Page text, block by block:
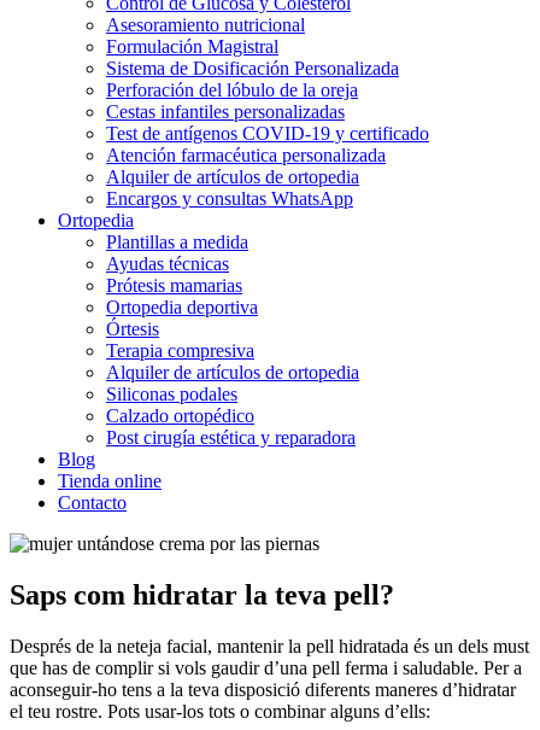
Asesoramiento nutricional
Formulación Magistral
Sistema de Dosificación Personalizada
Perforación del lóbulo de la oreja
Cestas infantiles personalizadas
Test de antígenos COVID-19 y certificado
Atención farmacéutica personalizada
Alquiler de artículos de ortopedia
Encargos y consultas WhatsApp
Ortopedia
Plantillas a medida
Ayudas técnicas
Prótesis mamarias
Ortopedia deportiva
Órtesis
Terapia compresiva
Alquiler de artículos de ortopedia
Siliconas podales
Calzado ortopédico
Post cirugía estética y reparadora
Blog
Tienda online
Contacto
Saps com hidratar la teva pell?
Després de la neteja facial, mantenir la pell hidratada és un dels must
que has de complir si vols gaudir d’una pell ferma i saludable. Per a
aconseguir-ho tens a la teva disposició diferents maneres d’hidratar
el teu rostre. Pots usar-los tots o combinar alguns d’ells: